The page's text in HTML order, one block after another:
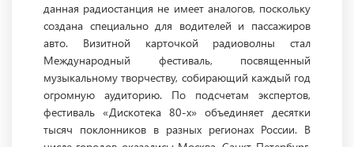
данная радиостанция не имеет аналогов, поскольку
создана специально для водителей и пассажиров
авто. Визитной карточкой радиоволны стал
Международный фестиваль, посвященный
музыкальному творчеству, собирающий каждый год
огромную аудиторию. По подсчетам экспертов,
фестиваль «Дискотека 80-х» объединяет десятки
тысяч поклонников в разных регионах России. В